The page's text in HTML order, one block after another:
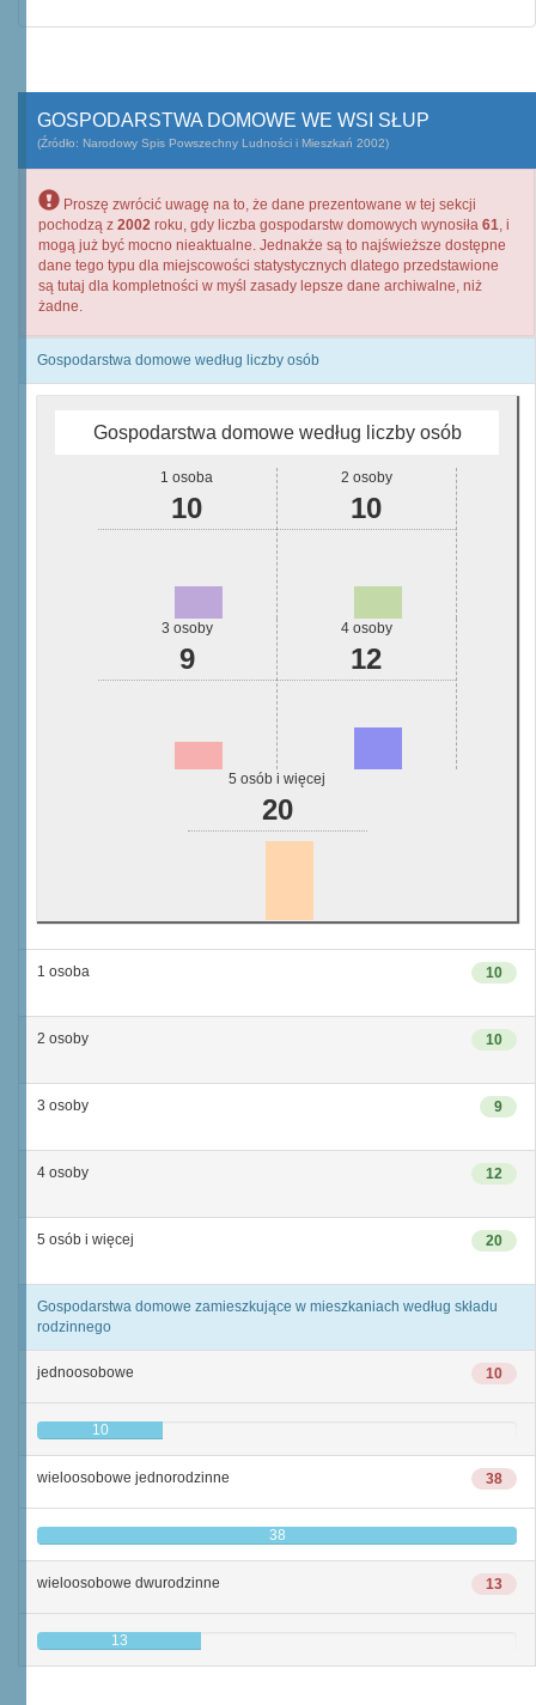
GOSPODARSTWA DOMOWE WE WSI SŁUP
(Źródło: Narodowy Spis Powszechny Ludności i Mieszkań 2002)
Proszę zwrócić uwagę na to, że dane prezentowane w tej sekcji
pochodzą z 2002 roku, gdy liczba gospodarstw domowych wynosiła 61, i
mogą już być mocno nieaktualne. Jednakże są to najświeższe dostępne
dane tego typu dla miejscowości statystycznych dlatego przedstawione
są tutaj dla kompletności w myśl zasady lepsze dane archiwalne, niż
żadne.
Gospodarstwa domowe według liczby osób
Gospodarstwa domowe według liczby osób
1 osoba
10
2 osoby
10
3 osoby
9
4 osoby
12
5 osób i więcej
20
10
1 osoba
10
2 osoby
9
3 osoby
12
4 osoby
20
5 osób i więcej
Gospodarstwa domowe zamieszkujące w mieszkaniach według składu
rodzinnego
10
jednoosobowe
10
38
wieloosobowe jednorodzinne
38
13
wieloosobowe dwurodzinne
13